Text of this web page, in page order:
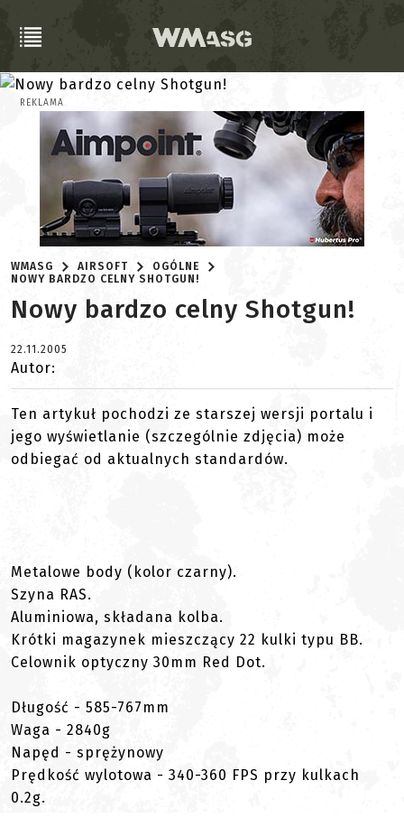
REKLAMA
WMASG AIRSOFT
OGÓLNE
NOWY BARDZO CELNY SHOTGUN!
Nowy bardzo celny Shotgun!
22.11.2005
Autor:
Ten artykuł pochodzi ze starszej wersji portalu i
jego wyświetlanie (szczególnie zdjęcia) może
odbiegać od aktualnych standardów.
Metalowe body (kolor czarny).
Szyna RAS.
Aluminiowa, składana kolba.
Krótki magazynek mieszczący 22 kulki typu BB.
Celownik optyczny 30mm Red Dot.
Długość - 585-767mm
Waga - 2840g
Napęd - sprężynowy
Prędkość wylotowa - 340-360 FPS przy kulkach
0.2g.